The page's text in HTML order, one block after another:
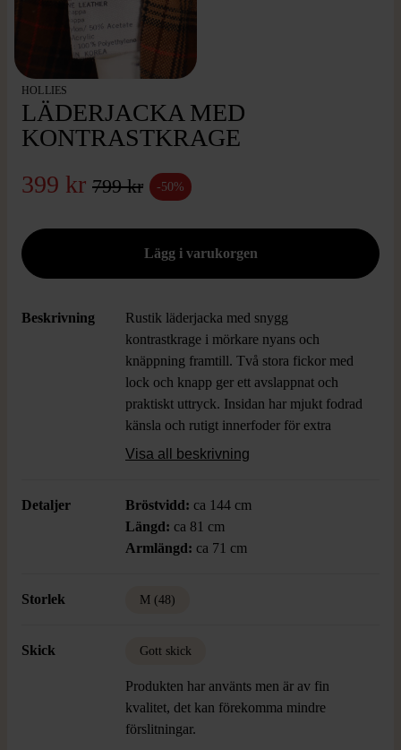
HOLLIES
LÄDERJACKA MED
KONTRASTKRAGE
399 kr 799 kr -50%
Beskrivning
Rustik läderjacka med snygg
kontrastkrage i mörkare nyans och
knäppning framtill. Två stora fickor med
lock och knapp ger ett avslappnat och
praktiskt uttryck. Insidan har mjukt fodrad
känsla och rutigt innerfoder för extra
klassisk look. Skön passform som passar
Visa all beskrivning
Detaljer Bröstvidd: ca 144 cm
Längd: ca 81 cm
Armlängd: ca 71 cm
Storlek M (48)
Skick Gott skick
Produkten har använts men är av fin
kvalitet, det kan förekomma mindre
förslitningar.